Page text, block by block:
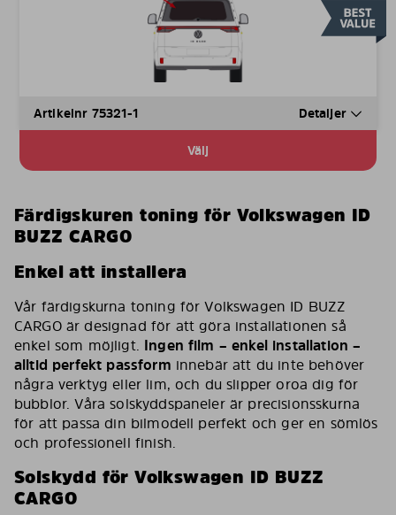
Artikelnr 75321-1 Detaljer
Välj
Färdigskuren toning för Volkswagen ID
BUZZ CARGO
Enkel att installera
Vår färdigskurna toning för Volkswagen ID BUZZ
CARGO är designad för att göra installationen så
enkel som möjligt. Ingen film – enkel installation –
alltid perfekt passform innebär att du inte behöver
några verktyg eller lim, och du slipper oroa dig för
bubblor. Våra solskyddspaneler är precisionsskurna
för att passa din bilmodell perfekt och ger en sömlös
och professionell finish.
Solskydd för Volkswagen ID BUZZ
CARGO